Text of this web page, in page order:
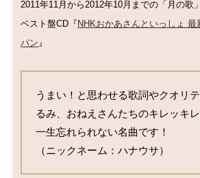
2011年11月から2012年10月までの「月の歌
ベスト盤CD『 NHKおかあさんといっしょ 最
パン』
うまい！と思わせる歌詞やクオリ
るみ、おねえさんたちのキレッキ
一生忘れられない名曲です！
（ニックネーム：ハナウサ）